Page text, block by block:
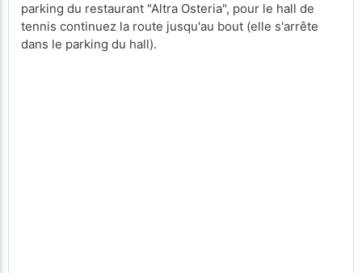
parking du restaurant "Altra Osteria", pour le hall de
tennis continuez la route jusqu'au bout (elle s'arrête
dans le parking du hall).